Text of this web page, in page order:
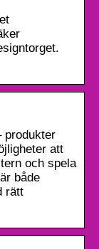
produkter
att
och spela
både
rätt